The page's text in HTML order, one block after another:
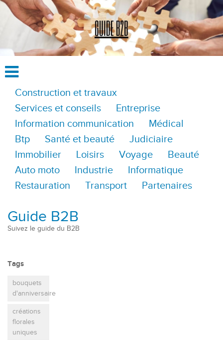
Construction et travaux
Services et conseils
Entreprise
Information communication
Médical
Btp
Santé et beauté
Judiciaire
Immobilier
Loisirs Voyage
Beauté
Auto moto
Industrie
Informatique
Restauration
Transport Partenaires
Guide B2B
Suivez le guide du B2B
Tags
bouquets
d'anniversaire
créations
florales
uniques